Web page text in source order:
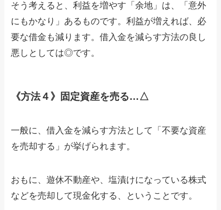
そう考えると、利益を増やす「余地」は、「意外
にもかなり」あるものです。利益が増えれば、必
要な借金も減ります。借入金を減らす方法の良し
悪しとしては◎です。
《方法４》固定資産を売る…△
一般に、借入金を減らす方法として「不要な資産
を売却する」が挙げられます。
おもに、遊休不動産や、塩漬けになっている株式
などを売却して現金化する、ということです。